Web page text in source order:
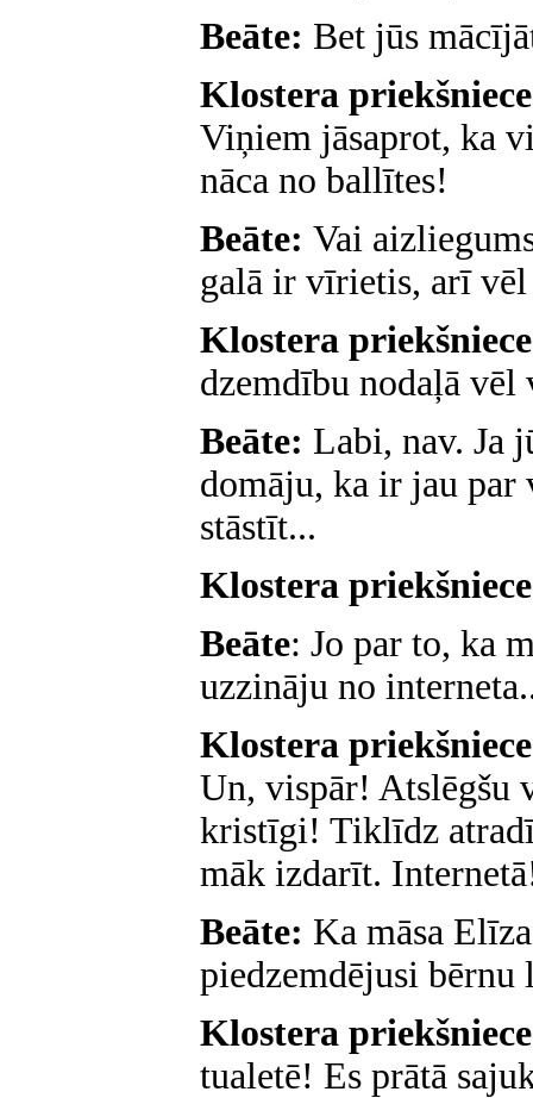
Beāte: Bet jūs
Klostera
Viņiem jāsaprot, ka
nāca no ballītes!
Beāte: Vai
galā ir vīrietis, arī vēl
Klostera
dzemdību nodaļā
Beāte: Labi, nav. Ja
domāju, ka ir jau par
stāstīt...
Klostera
Beāte: Jo par to, ka
uzzināju no
Klostera
Un, vispār! Atslēgšu
kristīgi! Tiklīdz
māk izdarīt.
Beāte: Ka māsa
piedzemdējusi
Klostera
tualetē! Es prātā